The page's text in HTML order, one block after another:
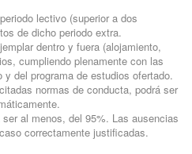
lectivo (superior a dos
de dicho periodo extra.
dentro y fuera (alojamiento,
cumpliendo plenamente con las
del programa de estudios ofertado.
normas de conducta, podrá ser
al menos, del 95%. Las ausencias
correctamente justificadas.